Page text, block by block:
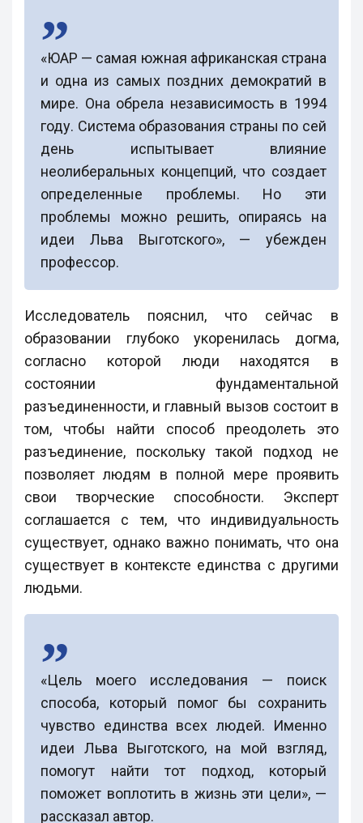
«ЮАР — самая южная африканская страна
и одна из самых поздних демократий в
мире. Она обрела независимость в 1994
году. Система образования страны по сей
день испытывает влияние
неолиберальных концепций, что создает
определенные проблемы. Но эти
проблемы можно решить, опираясь на
идеи Льва Выготского», — убежден
профессор.
Исследователь пояснил, что сейчас в
образовании глубоко укоренилась догма,
согласно которой люди находятся в
состоянии фундаментальной
разъединенности, и главный вызов состоит в
том, чтобы найти способ преодолеть это
разъединение, поскольку такой подход не
позволяет людям в полной мере проявить
свои творческие способности. Эксперт
соглашается с тем, что индивидуальность
существует, однако важно понимать, что она
существует в контексте единства с другими
людьми.
«Цель моего исследования — поиск
способа, который помог бы сохранить
чувство единства всех людей. Именно
идеи Льва Выготского, на мой взгляд,
помогут найти тот подход, который
поможет воплотить в жизнь эти цели», —
рассказал автор.